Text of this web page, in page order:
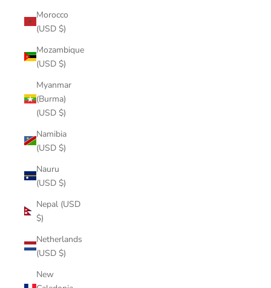
Morocco
(USD $)
Mozambique
(USD $)
Myanmar
(Burma)
(USD $)
Namibia
(USD $)
Nauru
(USD $)
Nepal (USD
$)
Netherlands
(USD $)
New